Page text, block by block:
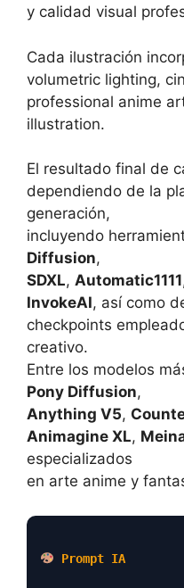
y calidad visual
Cada ilustración
volumetric lighting,
professional anime
illustration.
El resultado final de
dependiendo de la
generación,
incluyendo
Diffusion,
SDXL, Automatic1111
InvokeAI, así como
checkpoints
creativo.
Entre los modelos
Pony Diffusion,
Anything V5,
Animagine XL,
especializados
en arte anime y
Prompt IA